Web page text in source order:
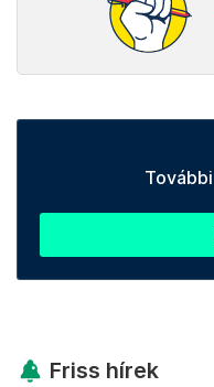
Friss hírek